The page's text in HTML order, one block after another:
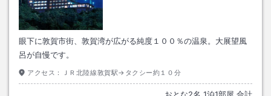
眼下に敦賀市街、敦賀湾が広がる純度１００％の温泉。大展望風
呂が自慢です。
アクセス： ＪＲ北陸線敦賀駅→タクシー約１０分